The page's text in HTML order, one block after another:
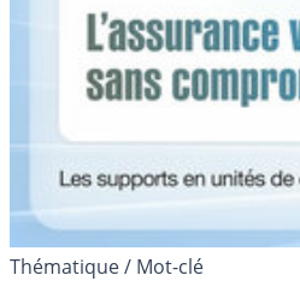
Thématique / Mot-clé